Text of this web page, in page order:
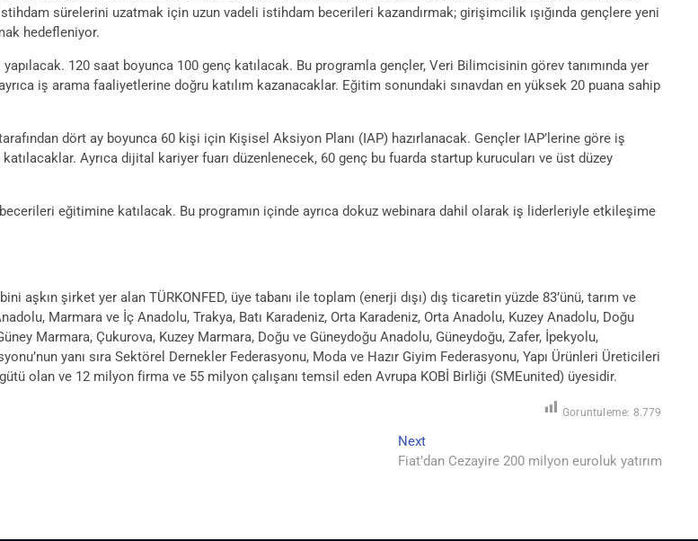
sürelerini uzatmak için uzun vadeli istihdam becerileri kazandırmak; girişimcilik ışığında gençlere yeni
hedefleniyor.
120 saat boyunca 100 genç katılacak. Bu programla gençler, Veri Bilimcisinin görev tanımında yer
iş arama faaliyetlerine doğru katılım kazanacaklar. Eğitim sonundaki sınavdan en yüksek 20 puana sahip
dört ay boyunca 60 kişi için Kişisel Aksiyon Planı (IAP) hazırlanacak. Gençler IAP’lerine göre iş
Ayrıca dijital kariyer fuarı düzenlenecek, 60 genç bu fuarda startup kurucuları ve üst düzey
eğitimine katılacak. Bu programın içinde ayrıca dokuz webinara dahil olarak iş liderleriyle etkileşime
aşkın şirket yer alan TÜRKONFED, üye tabanı ile toplam (enerji dışı) dış ticaretin yüzde 83’ünü, tarım ve
Marmara ve İç Anadolu, Trakya, Batı Karadeniz, Orta Karadeniz, Orta Anadolu, Kuzey Anadolu, Doğu
Marmara, Çukurova, Kuzey Marmara, Doğu ve Güneydoğu Anadolu, Güneydoğu, Zafer, İpekyolu,
yanı sıra Sektörel Dernekler Federasyonu, Moda ve Hazır Giyim Federasyonu, Yapı Ürünleri Üreticileri
olan ve 12 milyon firma ve 55 milyon çalışanı temsil eden Avrupa KOBİ Birliği (SMEunited) üyesidir.
Goruntuleme: 8.779
NextNext
post:
Fiat’dan Cezayire 200 milyon euroluk yatırım